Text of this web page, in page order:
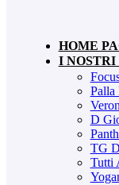
HOME
I
D
TG
Tutti